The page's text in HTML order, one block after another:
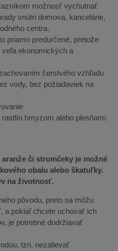
možnosť vychutnať
vnútri domova, kancelárie,
centra.
priamo predurčené, pretože
ekonomických a
čerstvého vzhľadu
vody, bez požiadaviek na
hmyzom alebo plesňami.
či stromčeky je možné
obalu alebo škatuľky.
na životnosť.
pôvodu, preto sa môžu
a pokiaľ chcete uchovať ich
je potrebné dodržiavať
tzn. nezalievať